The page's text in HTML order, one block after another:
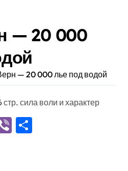
— 20 000
— 20 000 лье под водой
сила воли и характер
Viber